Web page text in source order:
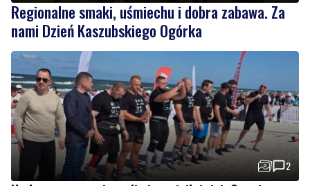
Regionalne smaki, uśmiechu i dobra zabawa. Za
nami Dzień Kaszubskiego Ogórka
2